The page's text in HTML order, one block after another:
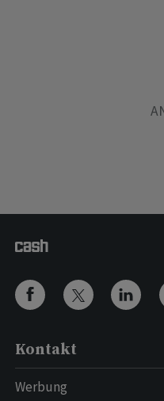
Kontakt
Werbung